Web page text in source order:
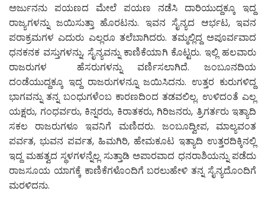
ಅರ್ಜುನನು ಪಯಣದ ಮೇಲೆ ಪಯಣ ನಡೆಸಿ ದಾರಿಯುದ್ದಕ್ಕೂ ಇದ್ದ
ರಾಜ್ಯಗಳನ್ನು ಜಯಿಸುತ್ತಾ ಹೊರಟನು. ಇವನ ಸೈನ್ಯದ ಆರ್ಭಟ, ಇವನ
ಪರಾಕ್ರಮಗಳ ಎದುರು ಎಲ್ಲರೂ ತಲೆಬಾಗಿದರು. ತಮ್ಮಲ್ಲಿದ್ದ ಅಪೂರ್ವವಾದ
ಧನಕನಕ ವಸ್ತುಗಳನ್ನು, ಸೈನ್ಯವನ್ನು ಕಾಣಿಕೆಯಾಗಿ ಕೊಟ್ಟರು. ಇಲ್ಲಿ ಹಲವಾರು
ರಾಜರುಗಳ ಹೆಸರುಗಳನ್ನು ವರ್ಣಿಸಲಾಗಿದೆ. ಜಂಬೂನದಿಯ
ದಂಡೆಯುದ್ದಕ್ಕೂ ಇದ್ದ ರಾಜರುಗಳನ್ನೂ ಜಯಿಸಿದನು. ಉತ್ತರ ಕುರುಗಳಿದ್ದ
ಭಾಗವನ್ನು ತನ್ನ ಬಂಧುಗಳೆಂಬ ಕಾರಣದಿಂದ ತಡವಲಿಲ್ಲ. ಉಳಿದಂತೆ ಎಲ್ಲ
ಯಕ್ಷರು, ಗಂಧರ್ವರು, ಕಿನ್ನರರು, ಕಿರಾತಕರು, ಗಿರಿಜನರು, ತ್ರಿಗರ್ತರು ಇತ್ಯಾದಿ
ಸಕಲ ರಾಜರುಗಳೂ ಇವನಿಗೆ ಮಣಿದರು. ಜಂಬೂದ್ವೀಪ, ಮಾಲ್ಯವಂತ
ಪರ್ವತ, ಭುವನ ಪರ್ವತ, ಹಿಮಗಿರಿ, ಹೇಮಕೂಟ ಇತ್ಯಾದಿ ಉತ್ತರದಿಕ್ಕಿನಲ್ಲಿ
ಇದ್ದ ಮಹತ್ವದ ಸ್ಥಳಗಳನ್ನೆಲ್ಲ ಸುತ್ತಾಡಿ ಅಪಾರವಾದ ಧನರಾಶಿಯನ್ನು ಪಡೆದು
ರಾಜಸೂಯ ಯಾಗಕ್ಕೆ ಕಾಣಿಕೆಗಳೊಂದಿಗೆ ಬರಲುಹೇಳಿ ತನ್ನ ಸೈನ್ಯದೊಂದಿಗೆ
ಮರಳಿದನು.